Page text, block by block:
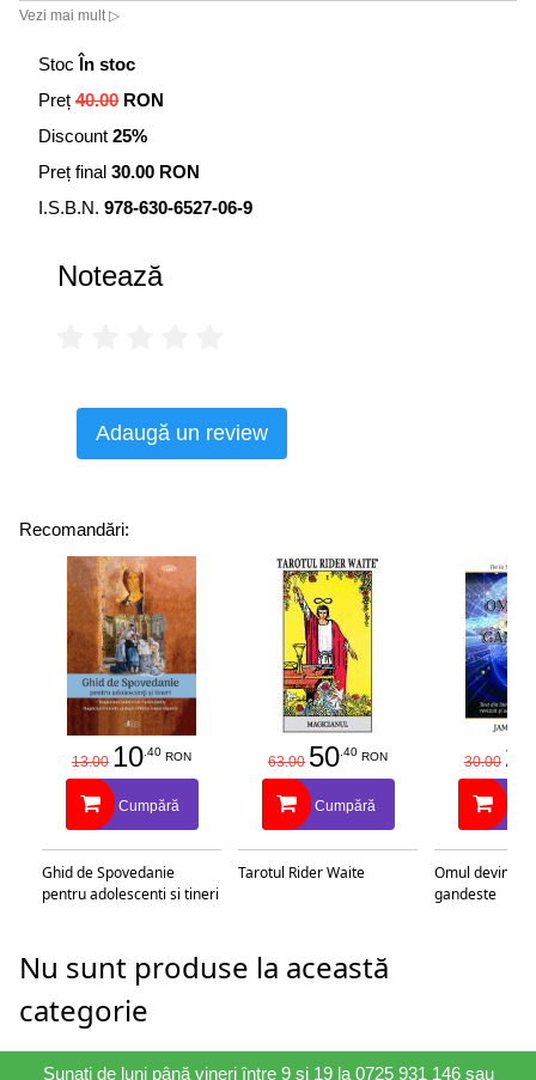
Vezi mai mult ▷
Stoc În stoc
Preț 40.00 RON
Discount 25%
Preț final 30.00 RON
I.S.B.N. 978-630-6527-06-9
Notează
Adaugă un review
Recomandări:
13.00 10.40 RON
Cumpără
Ghid de Spovedanie
pentru adolescenti si tineri
63.00 50.40 RON
Cumpără
Tarotul Rider Waite
30.00 25
Omul devine
gandeste
Nu sunt produse la această
categorie
Sunați de luni până vineri între 9 și 19 la 0725 931 146 sau